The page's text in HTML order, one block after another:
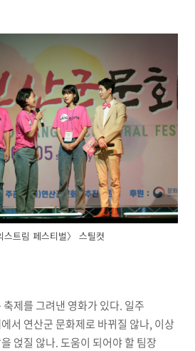
스트림 페스티벌〉 스틸컷
제를 그려낸 영화가 있다. 일주
서 연산군 문화제로 바뀌질 않나, 이상
얹질 않나. 도움이 되어야 할 팀장